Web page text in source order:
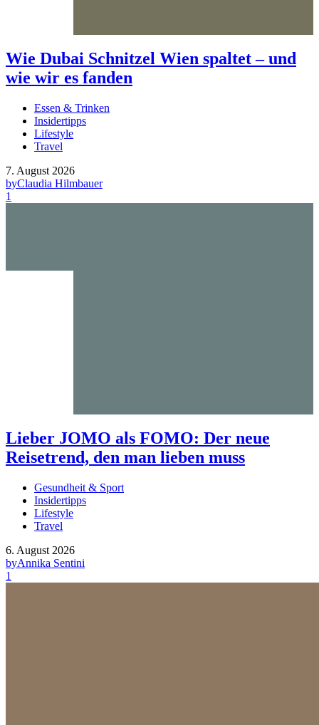
Wie Dubai Schnitzel Wien spaltet – und
wie wir es fanden
Essen & Trinken
Insidertipps
Lifestyle
Travel
7. August 2026
byClaudia Hilmbauer
1
Lieber JOMO als FOMO: Der neue
Reisetrend, den man lieben muss
Gesundheit & Sport
Insidertipps
Lifestyle
Travel
6. August 2026
byAnnika Sentini
1